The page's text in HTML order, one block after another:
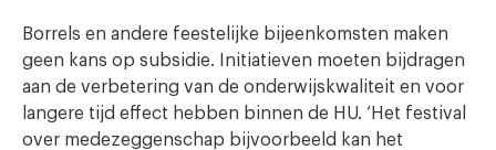
Borrels en andere feestelijke bijeenkomsten maken
geen kans op subsidie. Initiatieven moeten bijdragen
aan de verbetering van de onderwijskwaliteit en voor
langere tijd effect hebben binnen de HU. ‘Het festival
over medezeggenschap bijvoorbeeld kan het